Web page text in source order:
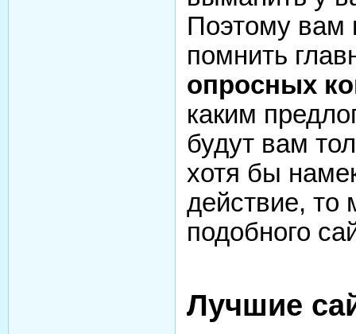
Поэтому вам
помнить
опросных
каким
будут вам
хотя бы
действие, то
подобного
Лучшие